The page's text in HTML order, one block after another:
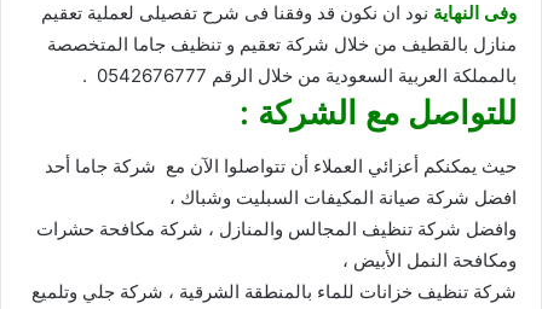
وفى النهاية نود ان نكون قد وفقنا فى شرح تفصيلى لعملية تعقيم
منازل بالقطيف من خلال شركة تعقيم و تنظيف جاما المتخصصة
بالمملكة العربية السعودية من خلال الرقم 0542676777 .
للتواصل مع الشركة :
حيث يمكنكم أعزائي العملاء أن تتواصلوا الآن مع شركة جاما أحد
افضل شركة صيانة المكيفات السبليت وشباك ،
وافضل شركة تنظيف المجالس والمنازل ، شركة مكافحة حشرات
ومكافحة النمل الأبيض ،
شركة تنظيف خزانات للماء بالمنطقة الشرقية ، شركة جلي وتلميع